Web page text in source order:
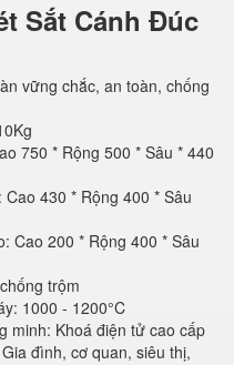
Sắt Cánh Đúc
vững chắc, an toàn, chống
750 * Rộng 500 * Sâu * 440
430 * Rộng 400 * Sâu
Cao 200 * Rộng 400 * Sâu
trộm
1000 - 1200°C
minh: Khoá điện tử cao cấp
đình, cơ quan, siêu thị,